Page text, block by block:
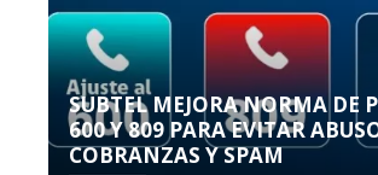
SUBTEL MEJORA NORMA DE
600 Y 809 PARA EVITAR
COBRANZAS Y SPAM